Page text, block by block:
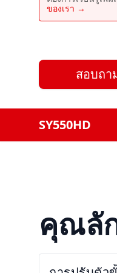
ของเรา →
สอบถา
SY550HD
คุณลั